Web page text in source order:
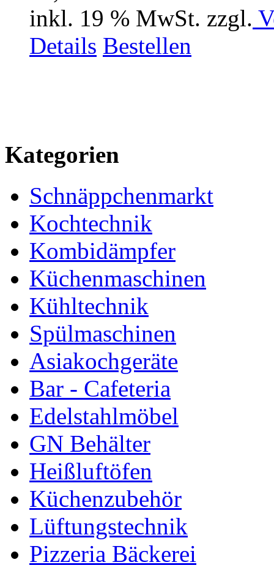
inkl. 19 % MwSt. zzgl.
Details Bestellen
Kategorien
Schnäppchenmarkt
Kochtechnik
Kombidämpfer
Küchenmaschinen
Kühltechnik
Spülmaschinen
Asiakochgeräte
Bar - Cafeteria
Edelstahlmöbel
GN Behälter
Heißluftöfen
Küchenzubehör
Lüftungstechnik
Pizzeria Bäckerei